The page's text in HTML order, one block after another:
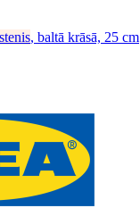
, baltā krāsā, 25 cm